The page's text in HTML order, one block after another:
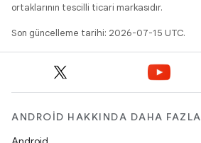
ortaklarının tescilli ticari markasıdır.
Son güncelleme tarihi: 2026-07-15 UTC.
ANDROID HAKKINDA DAHA FAZLA